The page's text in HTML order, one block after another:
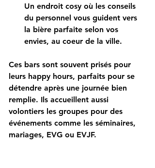
Un endroit cosy où les conseils
du personnel vous guident vers
la bière parfaite selon vos
envies, au coeur de la ville.
Ces bars sont souvent prisés pour
leurs happy hours, parfaits pour se
détendre après une journée bien
remplie. Ils accueillent aussi
volontiers les groupes pour des
événements comme les séminaires,
mariages, EVG ou EVJF.